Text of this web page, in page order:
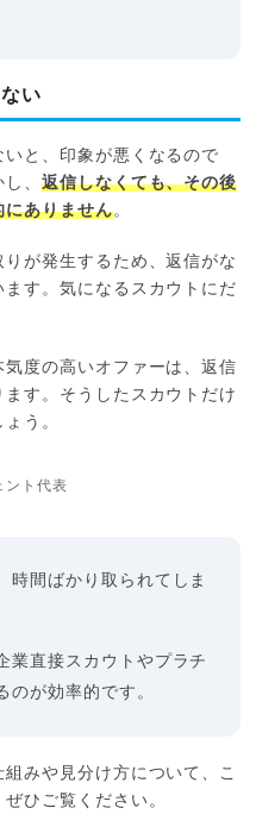
い
いと、印象が悪くなるので
、 返信しなくても、その後
にありません。
が発生するため、返信がな
す。気になるスカウトにだ
度の高いオファーは、返信
す。そうしたスカウトだけ
う。
ント代表
時間ばかり取られてしま
業直接スカウトやプラチ
のが効率的です。
みや見分け方について、こ
ひご覧ください。